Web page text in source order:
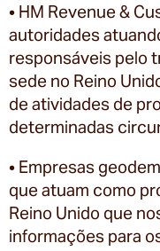
• HM Revenue &
autoridades
responsáveis pelo
sede no Reino
de atividades de
determinadas
• Empresas
que atuam como
Reino Unido que
informações para